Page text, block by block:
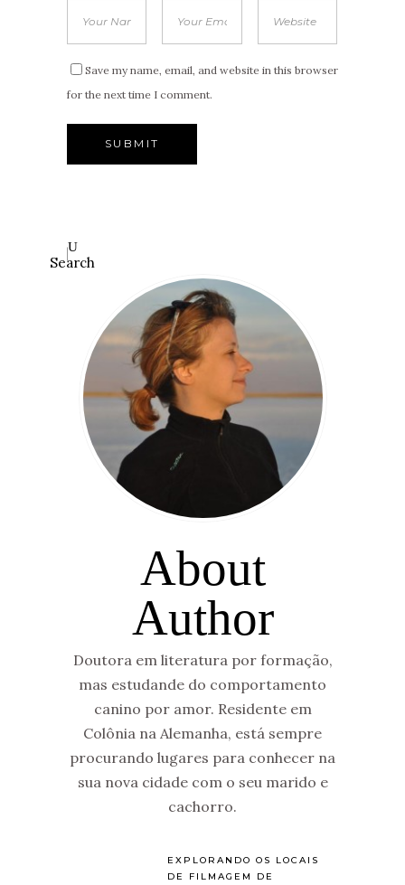
Save my name, email, and website in this browser
for the next time I comment.
Search
About
Author
Doutora em literatura por formação,
mas estudande do comportamento
canino por amor. Residente em
Colônia na Alemanha, está sempre
procurando lugares para conhecer na
sua nova cidade com o seu marido e
cachorro.
EXPLORANDO OS LOCAIS
DE FILMAGEM DE